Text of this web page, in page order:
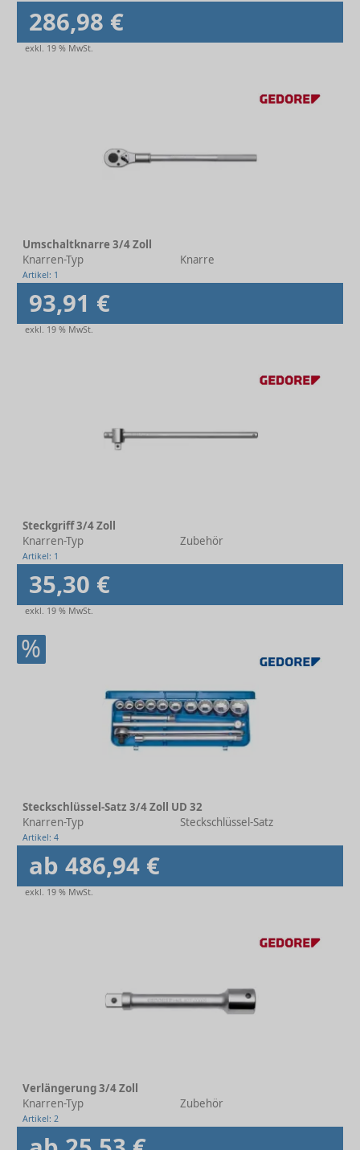
286,98 €
exkl. 19 % MwSt.
Umschaltknarre 3/4 Zoll
Knarren-Typ
Knarre
Artikel: 1
93,91 €
exkl. 19 % MwSt.
Steckgriff 3/4 Zoll
Knarren-Typ
Zubehör
Artikel: 1
35,30 €
exkl. 19 % MwSt.
%
Steckschlüssel-Satz 3/4 Zoll UD 32
Knarren-Typ
Steckschlüssel-Satz
Artikel: 4
ab 486,94 €
exkl. 19 % MwSt.
Verlängerung 3/4 Zoll
Knarren-Typ
Zubehör
Artikel: 2